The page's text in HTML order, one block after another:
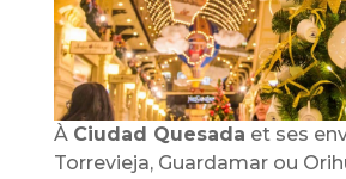
À Ciudad Quesada et ses
Torrevieja, Guardamar ou